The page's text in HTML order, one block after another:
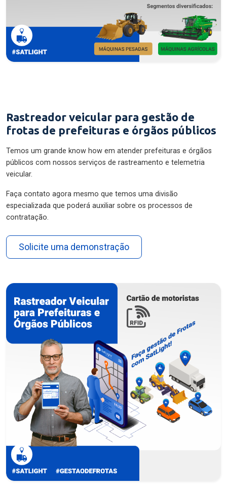
Rastreador veicular para gestão de
frotas de prefeituras e órgãos públicos
Temos um grande know how em atender prefeituras e órgãos
públicos com nossos serviços de rastreamento e telemetria
veicular.
Faça contato agora mesmo que temos uma divisão
especializada que poderá auxiliar sobre os processos de
contratação.
Solicite uma demonstração